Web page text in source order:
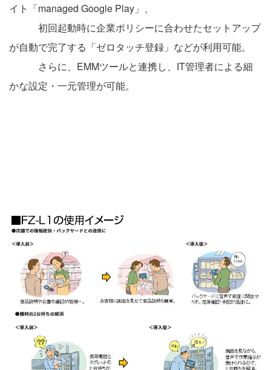
イト「managed Google Play」、
初回起動時に企業ポリシーに合わせたセットアップ
が自動で完了する「ゼロタッチ登録」などが利用可能。
さらに、EMMツールと連携し、IT管理者による細
かな設定・一元管理が可能。